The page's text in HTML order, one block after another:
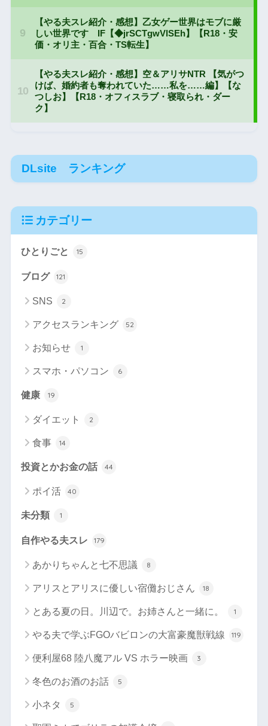
DLsite ランキング
カテゴリー
ひとりごと 15
ブログ 121
SNS 2
アクセスランキング 52
お知らせ 1
スマホ・パソコン 6
健康 19
ダイエット 2
食事 14
投資とかお金の話 44
ポイ活 40
未分類 1
自作やる夫スレ 179
あかりちゃんと七不思議 8
アリスとアリスに優しい宿儺おじさん 18
とある夏の日。川辺で。お姉さんと一緒に。 1
やる夫で学ぶFGOバビロンの大富豪魔獣戦線 119
便利屋68 陸八魔アル VS ホラー映画 3
冬色のお酒のお話 5
小ネタ 5